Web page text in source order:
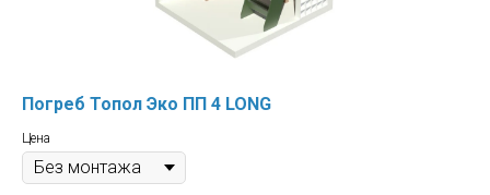
Погреб Топол Эко ПП 4 LONG
Цена